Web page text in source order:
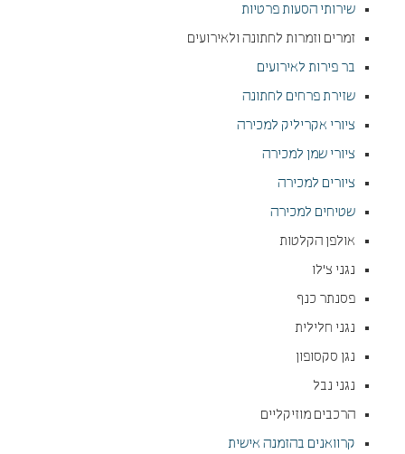
שירותי הסעות פרטיות
זמרים וזמרות לחתונה ולאירועים
בר פירות לאירועים
שזירת פרחים לחתונה
ציורי אקריליק למכירה
ציורי שמן למכירה
ציורים למכירה
שטיחים למכירה
אולפן הקלטות
נגני צ'לו
פסנתר כנף
נגני חלילית
נגן סקסופון
נגני נבל
הרכבים מוזיקליים
קרוואנים בהזמנה אישית